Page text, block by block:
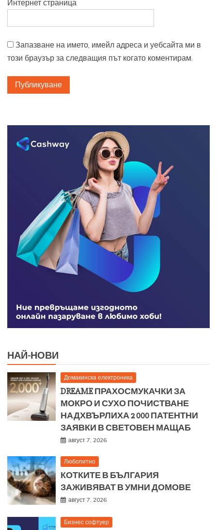
Интернет страница
Запазване на името, имейл адреса и уебсайта ми в
този браузър за следващия път когато коментирам.
НАЙ-НОВИ
Домакинска електроника
DREAME ПРАХОСМУКАЧКИ ЗА
МОКРО И СУХО ПОЧИСТВАНЕ
НАДХВЪРЛИХА 2 000 ПАТЕНТНИ
ЗАЯВКИ В СВЕТОВЕН МАЩАБ
август 7, 2026
Любопитно
КОТКИТЕ В БЪЛГАРИЯ
ЗАЖИВЯВАТ В УМНИ ДОМОВЕ
август 7, 2026
Бизнес софтуер